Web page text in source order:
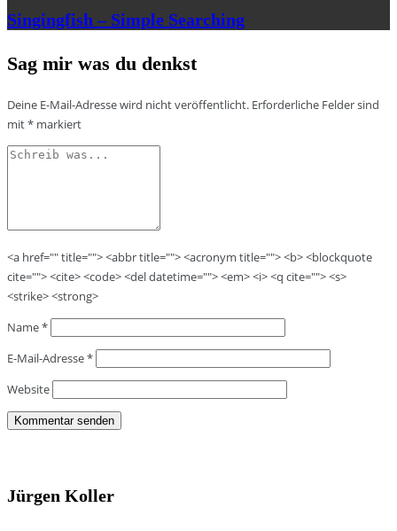
Singingfish – Simple Searching
Sag mir was du denkst
Deine E-Mail-Adresse wird nicht veröffentlicht. Erforderliche Felder sind
mit* markiert
<a href="" title=""> <abbr title=""> <acronym title=""> <b> <blockquote
cite=""> <cite> <code> <del datetime=""> <em> <i> <q cite=""> <s>
<strike> <strong>
Name*
E-Mail-Adresse*
Website
Jürgen Koller